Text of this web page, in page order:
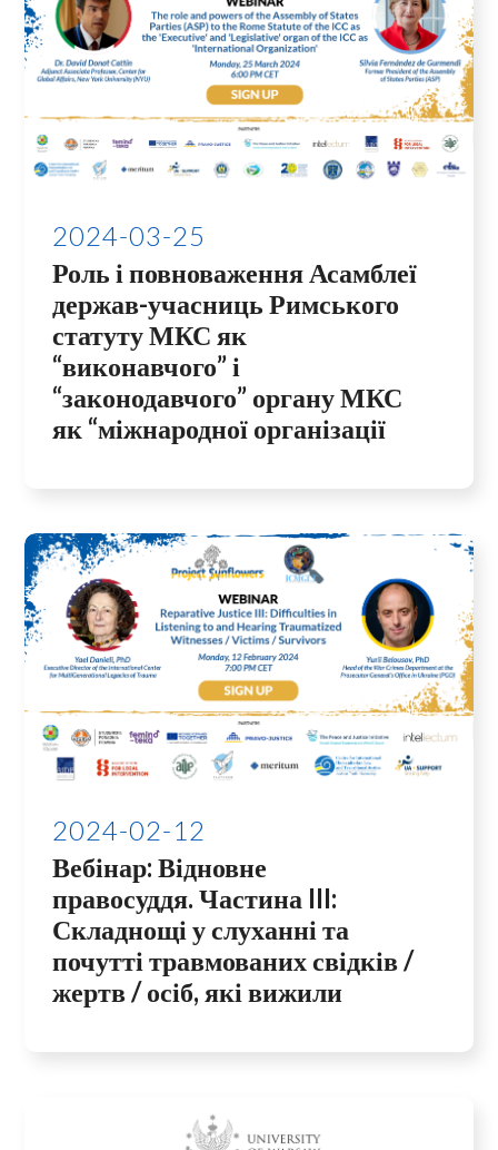
2024-03-25
Роль і повноваження Асамблеї
держав-учасниць Римського
статуту МКС як
“виконавчого” і
“законодавчого” органу МКС
як “міжнародної організації
2024-02-12
Вебінар: Відновне
правосуддя. Частина III:
Складнощі у слуханні та
почутті травмованих свідків /
жертв / осіб, які вижили